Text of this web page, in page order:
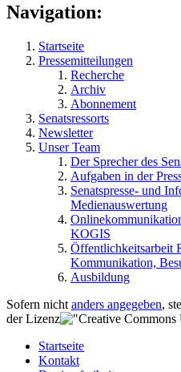
Navigation:
Startseite
Pressemitteilungen
Recherche
Archiv
Abonnement
Senatsressorts
Newsletter
Unser Team
Der Sprecher des
Aufgaben in der
Senatspresse- und
Medienauswertung
KOGIS
Öffentlichkeitsarbeit
Kommunikation,
Ausbildung
Sofern nicht anders angegeben,
der Lizenz
Startseite
Kontakt